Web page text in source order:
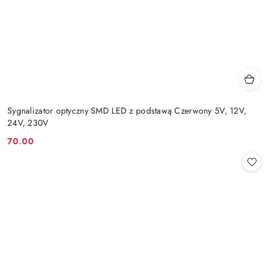
Sygnalizator optyczny SMD LED z podstawą Czerwony 5V, 12V,
24V, 230V
Cena:
70.00